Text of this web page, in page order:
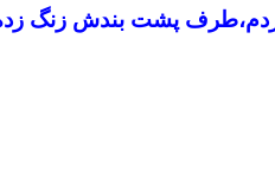
پشت بندش زنگ